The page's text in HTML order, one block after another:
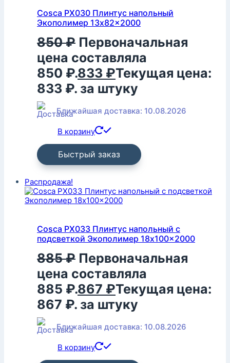
Cosca PX030 Плинтус напольный
Экополимер 13x82x2000
850₽ Первоначальная
цена составляла
850 ₽.833 ₽Текущая цена:
833 ₽. за штуку
Ближайшая доставка: 10.08.2026
В корзину
Быстрый заказ
Распродажа!
Cosca PX033 Плинтус напольный с
подсветкой Экополимер 18x100x2000
885₽ Первоначальная
цена составляла
885 ₽.867 ₽Текущая цена:
867 ₽. за штуку
Ближайшая доставка: 10.08.2026
В корзину